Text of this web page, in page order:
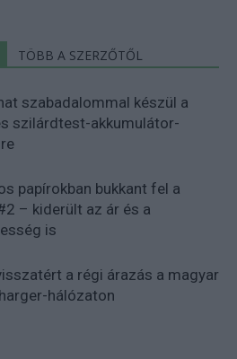
TÖBB A SZERZŐTŐL
szabadalommal készül a
szilárdtest-akkumulátor-
papírokban bukkant fel a
– kiderült az ár és a
is
a régi árazás a magyar
hálózaton